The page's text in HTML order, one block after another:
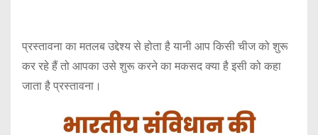
प्रस्तावना का मतलब उद्देश्य से होता है यानी आप किसी चीज को शुरू
कर रहे हैं तो आपका उसे शुरू करने का मकसद क्या है इसी को कहा
जाता है प्रस्तावना।